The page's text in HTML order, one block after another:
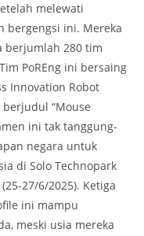
melewati
bergengsi ini. Mereka
berjumlah 280 tim
PoREng ini bersaing
Innovation Robot
“Mouse
ini tak tanggung-
negara untuk
di Solo Technopark
27/6/2025). Ketiga
ini mampu
meski usia mereka